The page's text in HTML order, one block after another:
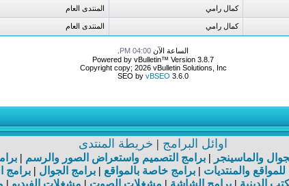
كمال رامي المنتدى العام
كمال رامي المنتدى العام
الساعة الآن 04:00 PM
Powered by vBulletin™ Version 3.8.7
Copyright copy; 2026 vBulletin Solutions, Inc
SEO by vBSEO 3.6.0
اوائل البرامج | خريطة المنتدى
والماسينجر | برامج التصميم واستعراض الصور والرسم |
والمنتديات | برامج خاصة بالمواقع | برامج الجوال | برامج
الدينية |برامج الشاشة | مشغلات الصوت | مشغلات الفيديو |